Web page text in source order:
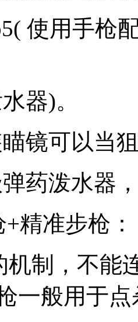
使用手枪
器)。
镜可以当
药泼水器
精准步枪：
机制，不能
一般用于